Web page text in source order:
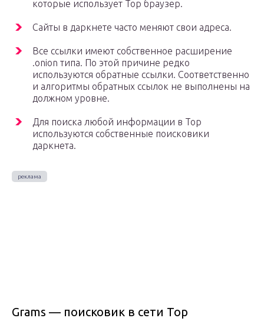
которые использует Тор браузер.
Сайты в даркнете часто меняют свои адреса.
Все ссылки имеют собственное расширение
.onion типа. По этой причине редко
используются обратные ссылки. Соответственно
и алгоритмы обратных ссылок не выполнены на
должном уровне.
Для поиска любой информации в Тор
используются собственные поисковики
даркнета.
Grams — поисковик в сети Тор